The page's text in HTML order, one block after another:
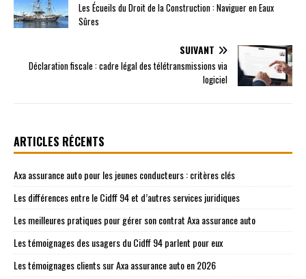
Les Écueils du Droit de la Construction : Naviguer en Eaux
Sûres
SUIVANT
Déclaration fiscale : cadre légal des télétransmissions via
logiciel
ARTICLES RÉCENTS
Axa assurance auto pour les jeunes conducteurs : critères clés
Les différences entre le Cidff 94 et d’autres services juridiques
Les meilleures pratiques pour gérer son contrat Axa assurance auto
Les témoignages des usagers du Cidff 94 parlent pour eux
Les témoignages clients sur Axa assurance auto en 2026